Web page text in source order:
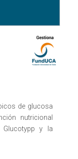
de glucosa
nutricional
Glucotypp y la